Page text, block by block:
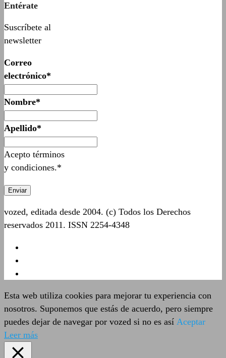
Entérate
Suscríbete al
newsletter
Correo
electrónico*
Nombre*
Apellido*
Acepto términos
y condiciones.*
vozed, editada desde 2004. (c) Todos los Derechos
reservados 2011. ISSN 2254-4348
Esta web utiliza cookies para mejorar tu experiencia con
nosotros. Suponemos que estás de acuerdo, pero siempre
puedes dejar de navegar por vozed si no es así Aceptar
Leer más